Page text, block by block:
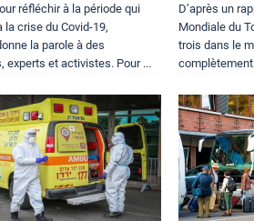
réfléchir à la période qui
la crise du Covid-19,
la parole à des
experts et activistes. Pour ...
D’après un
Mondiale du
trois dans le